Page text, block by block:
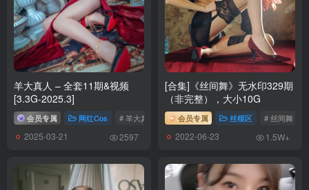
[YITUYU艺图语]2026.01.18 银杏叶的秋[31P／143MB]
[YITUYU艺图语]2026.01.18 金合欢树下的法式少女 只是王梓融[27P
／340MB]
[YITUYU艺图语]2026.01.18 山顶的风 莉莉安[16P／63MB]
[YITUYU艺图语]2026.01.18 二月春风 蔸小黄鸡[12P／175MB]
[YITUYU艺图语]2026.01.17 绿影 野生模特园子[20P／91MB]
[YITUYU艺图语]2026.01.17 春风十里，樱香四溢 一口烧麦[30P／
385MB]
[YITUYU艺图语]2026.01.17 我们必须像柔软又坚韧的山[16P／49MB]
[YITUYU艺图语]2026.01.17 夏韵怜疏影 蔸小黄鸡[12P／187MB]
羊大真人 – 全套11期&视频
[3.3G-2025.3]
会员专属 网红Cos # 羊大真人
2025-03-21 2597
[合集]《丝间舞》无水印329期
（非完整），大小10G
会员专属 丝模区 # 丝间舞
2022-06-23 1.5W+